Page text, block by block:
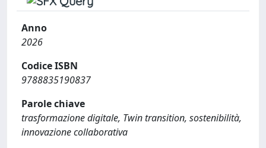
Anno
2026
Codice ISBN
9788835190837
Parole chiave
trasformazione digitale, Twin transition, sostenibilità,
innovazione collaborativa